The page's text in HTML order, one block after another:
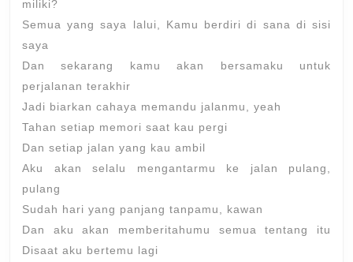
miliki?
Semua yang saya lalui, Kamu berdiri di sana di sisi
saya
Dan sekarang kamu akan bersamaku untuk
perjalanan terakhir
Jadi biarkan cahaya memandu jalanmu, yeah
Tahan setiap memori saat kau pergi
Dan setiap jalan yang kau ambil
Aku akan selalu mengantarmu ke jalan pulang,
pulang
Sudah hari yang panjang tanpamu, kawan
Dan aku akan memberitahumu semua tentang itu
Disaat aku bertemu lagi